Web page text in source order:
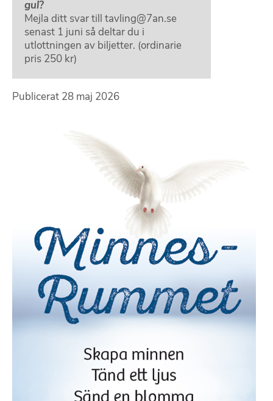
gul?
Mejla ditt svar till tavling@7an.se
senast 1 juni så deltar du i
utlottningen av biljetter. (ordinarie
pris 250 kr)
Publicerat 28 maj 2026